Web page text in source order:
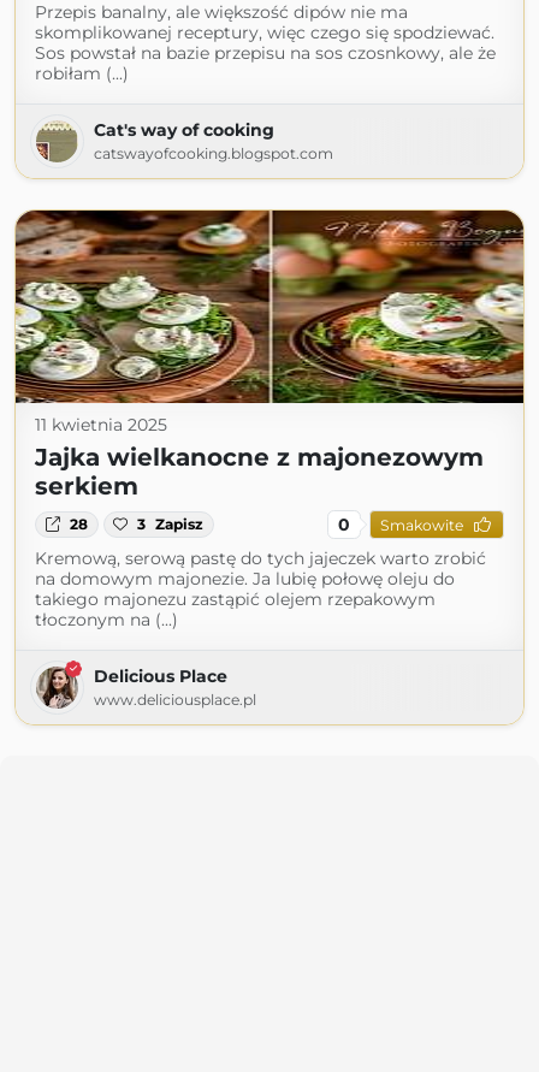
Przepis banalny, ale większość dipów nie ma
skomplikowanej receptury, więc czego się spodziewać.
Sos powstał na bazie przepisu na sos czosnkowy, ale że
robiłam (...)
Cat's way of cooking
catswayofcooking.blogspot.com
11 kwietnia 2025
Jajka wielkanocne z majonezowym
serkiem
28 3 Zapisz 0 Smakowite
Kremową, serową pastę do tych jajeczek warto zrobić
na domowym majonezie. Ja lubię połowę oleju do
takiego majonezu zastąpić olejem rzepakowym
tłoczonym na (...)
Delicious Place
www.deliciousplace.pl